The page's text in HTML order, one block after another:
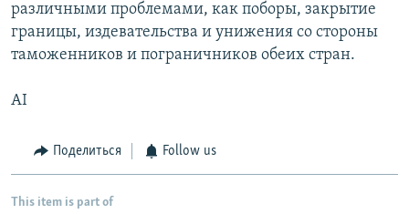
различными проблемами, как поборы, закрытие
границы, издевательства и унижения со стороны
таможенников и пограничников обеих стран.
AI
Поделиться Follow us
This item is part of